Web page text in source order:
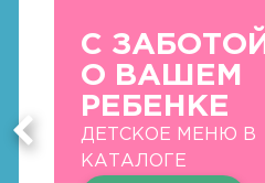
С ЗАБОТОЙ
О ВАШЕМ
РЕБЕНКЕ
ДЕТСКОЕ МЕНЮ В
КАТАЛОГЕ